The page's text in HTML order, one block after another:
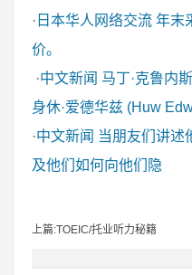
· 日本华人网络交流 年末
价。
·中文新闻 马丁·克鲁内
身休·爱德华兹 (Huw
·中文新闻 当朋友们讲述
及他们如何向他们隐
上篇:TOEIC/托业听力秘籍